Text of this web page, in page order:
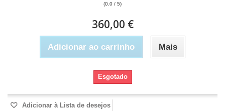
(0.0 / 5)
360,00 €
Adicionar ao carrinho Mais
Esgotado
Adicionar à Lista de desejos